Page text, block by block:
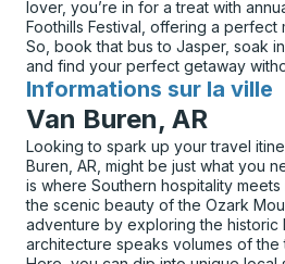
lover, you’re in for a treat with
Foothills Festival, offering a perfect
So, book that bus to Jasper, soak
and find your perfect getaway
Informations sur la ville
pour
Van Buren, AR
Looking to spark up your travel
Buren, AR, might be just what you
is where Southern hospitality
the scenic beauty of the Ozark
adventure by exploring the historic
architecture speaks volumes of the